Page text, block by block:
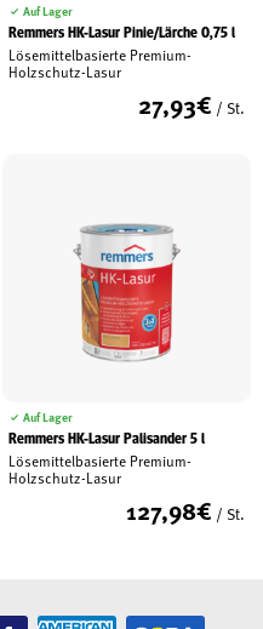
Auf Lager
Remmers HK-Lasur Pinie/Lärche 0,75 l
Lösemittelbasierte Premium-
Holzschutz-Lasur
27,93€ / St.
Auf Lager
Remmers HK-Lasur Palisander 5 l
Lösemittelbasierte Premium-
Holzschutz-Lasur
127,98€ / St.